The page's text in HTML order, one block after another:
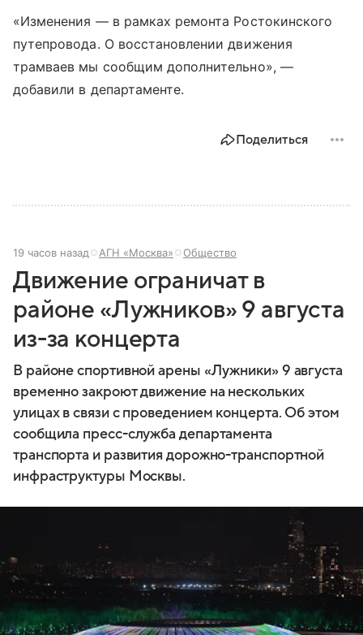
«Изменения — в рамках ремонта Ростокинского
путепровода. О восстановлении движения
трамваев мы сообщим дополнительно», —
добавили в департаменте.
Поделиться
19 часов назад АГН «Москва» Общество
Движение ограничат в
районе «Лужников» 9 августа
из-за концерта
В районе спортивной арены «Лужники» 9 августа
временно закроют движение на нескольких
улицах в связи с проведением концерта. Об этом
сообщила пресс-служба департамента
транспорта и развития дорожно-транспортной
инфраструктуры Москвы.